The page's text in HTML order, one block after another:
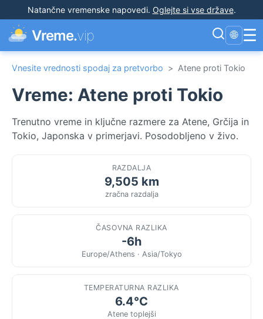
Natančne vremenske napovedi. Oglejte si vse države.
Vreme.vip 🌐 ☰
Vnesite vrednosti spodaj za pretvorbo > Atene proti Tokio
Vreme: Atene proti Tokio
Trenutno vreme in ključne razmere za Atene, Grčija in
Tokio, Japonska v primerjavi. Posodobljeno v živo.
RAZDALJA
9,505 km
zračna razdalja
ČASOVNA RAZLIKA
-6h
Europe/Athens · Asia/Tokyo
TEMPERATURNA RAZLIKA
6.4°C
Atene toplejši